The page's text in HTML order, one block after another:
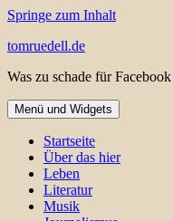
Springe zum Inhalt
tomruedell.de
Was zu schade für
Menü und Widgets
Startseite
Über das hier
Leben
Literatur
Musik